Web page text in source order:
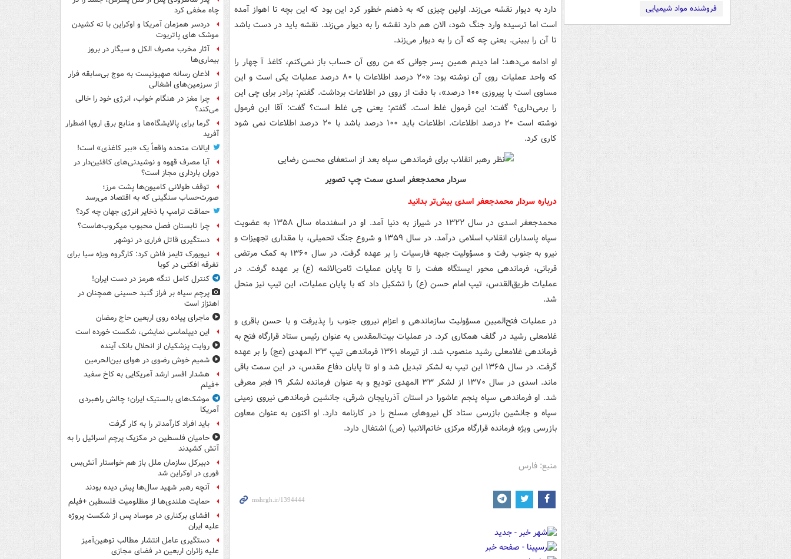
فروشنده مواد شیمیایی
دارد به دیوار نقشه می‌زند. اولین چیزی که به ذهنم خطور کرد این بود که این بچه تا اهواز آمده
است اما ترسیده وارد جنگ شود، الان هم دارد نقشه را به دیوار می‌زند. نقشه باید در دست باشد
تا آن را ببینی. یعنی چه که آن را به دیوار می‌زند.
او ادامه می‌دهد: اما دیدم همین پسر جوانی که من روی آن حساب باز نمی‌کنم، کاغذ آ چهار را
که واحد عملیات روی آن نوشته بود: «۲۰ درصد اطلاعات با ۸۰ درصد عملیات یکی است و این
مساوی است با پیروزی ۱۰۰ درصد»، با دقت از روی در اطلاعات برداشت. گفتم: برادر برای چی این
را برمی‌داری؟ گفت: این فرمول غلط است. گفتم: یعنی چی غلط است؟ گفت: آقا این فرمول
نوشته است ۲۰ درصد اطلاعات. اطلاعات باید ۱۰۰ درصد باشد با ۲۰ درصد اطلاعات نمی شود
کاری کرد.
سردار محمدجعفر اسدی سمت چپ تصویر
درباره سردار محمدجعفر اسدی بیش‌تر بدانید
محمدجعفر اسدی در سال ۱۳۲۲ در شیراز به دنیا آمد. او در اسفندماه سال ۱۳۵۸ به عضویت
سپاه پاسداران انقلاب اسلامی درآمد. در سال ۱۳۵۹ و شروع جنگ تحمیلی، با مقداری تجهیزات و
نیرو به جنوب رفت و مسؤولیت جبهه فارسیات را بر عهده گرفت. در سال ۱۳۶۰ به کمک مرتضی
قربانی، فرماندهی محور ایستگاه هفت را تا پایان عملیات ثامن‌الائمه (ع) بر عهده گرفت. در
عملیات طریق‌القدس، تیپ امام حسن (ع) را تشکیل داد که با پایان عملیات، این تیپ نیز منحل
شد.
در عملیات فتح‌المبین مسؤولیت سازماندهی و اعزام نیروی جنوب را پذیرفت و با حسن باقری و
غلامعلی رشید در گلف همکاری کرد. در عملیات بیت‌المقدس به عنوان رئیس ستاد قرارگاه فتح به
فرماندهی غلامعلی رشید منصوب شد. از تیرماه ۱۳۶۱ فرماندهی تیپ ۳۳ المهدی (عج) را بر عهده
گرفت. در سال ۱۳۶۵ این تیپ به لشکر تبدیل شد و او تا پایان دفاع مقدس، در این سمت باقی
ماند. اسدی در سال ۱۳۷۰ از لشکر ۳۳ المهدی تودیع و به عنوان فرمانده لشکر ۱۹ فجر معرفی
شد. او فرماندهی سپاه پنجم عاشورا در استان آذربایجان شرقی، جانشین فرماندهی نیروی زمینی
سپاه و جانشین بازرسی ستاد کل نیروهای مسلح را در کارنامه دارد. او اکنون به عنوان معاون
بازرسی ویژه فرمانده قرارگاه مرکزی خاتم‌الانبیا (ص) اشتغال دارد.
منبع: فارس
چاه مخفی کرد
دردسر همزمان آمریکا و اوکراین با ته کشیدن
موشک های پاتریوت
آثار مخرب مصرف الکل و سیگار در بروز
بیماری‌ها
اذعان رسانه صهیونیست به موج بی‌سابقه فرار
از سرزمین‌های اشغالی
چرا مغز در هنگام خواب، انرژی خود را خالی
می‌کند؟
گرما برای پالایشگاه‌ها و منابع برق اروپا اضطرار
آفرید
ایالات متحده واقعاً یک «ببر کاغذی» است!
آیا مصرف قهوه و نوشیدنی‌های کافئین‌دار در
دوران بارداری مجاز است؟
توقف طولانی کامیون‌ها پشت مرز؛
صورت‌حساب سنگینی که به اقتصاد می‌رسد
حماقت ترامپ با ذخایر انرژی جهان چه کرد؟
چرا تابستان فصل محبوب میکروب‌هاست؟
دستگیری قاتل فراری در نوشهر
نیویورک تایمز فاش کرد: کارگروه ویژه سیا برای
تفرقه افکنی در کوبا
کنترل کامل تنگه هرمز در دست ایران!
پرچم سیاه بر فراز گنبد حسینی همچنان در
اهتزاز است
ماجرای پیاده روی اربعین حاج رمضان
این دیپلماسی نمایشی، شکست خورده است
روایت پزشکیان از انحلال بانک آینده
شمیم خوش رضوی در هوای بین‌الحرمین
هشدار افسر ارشد آمریکایی به کاخ سفید
+فیلم
موشک‌های بالستیک ایران؛ چالش راهبردی
آمریکا
باید افراد کارآمدتر را به کار گرفت
حامیان فلسطین در مکزیک پرچم اسرائیل را به
آتش کشیدند
دبیرکل سازمان ملل باز هم خواستار آتش‌بس
فوری در اوکراین شد
آنچه رهبر شهید سال‌ها پیش دیده بودند
حمایت هلندی‌ها از مظلومیت فلسطین +فیلم
افشای برکناری در موساد پس از شکست پروژه
علیه ایران
دستگیری عامل انتشار مطالب توهین‌آمیز
علیه زائران اربعین در فضای مجازی